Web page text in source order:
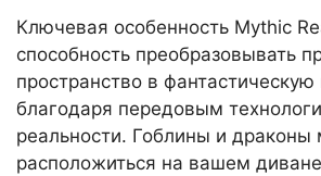
Ключевая особенность Mythic
способность преобразовывать
пространство в
благодаря передовым
реальности. Гоблины и драконы
расположиться на вашем